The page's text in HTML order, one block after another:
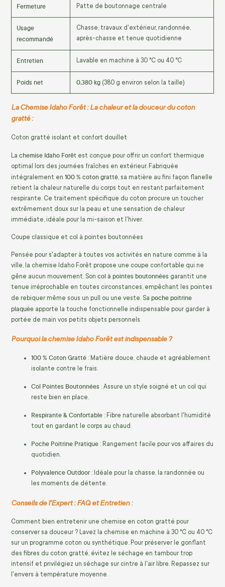
Fermeture Patte de boutonnage centrale
Usage
recommandé
Chasse, travaux d'extérieur, randonnée,
après-chasse et tenue quotidienne
Entretien Lavable en machine à 30 °C ou 40 °C
Poids net 0,380 kg (380 g environ selon la taille)
La Chemise Idaho Forêt : La chaleur et la douceur du coton
gratté :
Coton gratté isolant et confort douillet
La chemise Idaho Forêt est conçue pour offrir un confort thermique
optimal lors des journées fraîches en extérieur. Fabriquée
intégralement en 100 % coton gratté , sa matière au fini façon flanelle
retient la chaleur naturelle du corps tout en restant parfaitement
respirante. Ce traitement spécifique du coton procure un toucher
extrêmement doux sur la peau et une sensation de chaleur
immédiate, idéale pour la mi-saison et l'hiver.
Coupe classique et col à pointes boutonnées
Pensée pour s'adapter à toutes vos activités en nature comme à la
ville, la chemise Idaho Forêt propose une coupe confortable qui ne
gêne aucun mouvement. Son col à pointes boutonnées garantit une
tenue irréprochable en toutes circonstances, empêchant les pointes
de rebiquer même sous un pull ou une veste. Sa poche poitrine
plaquée apporte la touche fonctionnelle indispensable pour garder à
portée de main vos petits objets personnels.
Pourquoi la chemise Idaho Forêt est indispensable ?
100 % Coton Gratté : Matière douce, chaude et agréablement
isolante contre le frais.
Col Pointes Boutonnées : Assure un style soigné et un col qui
reste bien en place.
Respirante & Confortable : Fibre naturelle absorbant l'humidité
tout en gardant le corps au chaud.
Poche Poitrine Pratique : Rangement facile pour vos affaires du
quotidien.
Polyvalence Outdoor : Idéale pour la chasse, la randonnée ou
les moments de détente.
Conseils de l'Expert : FAQ et Entretien :
Comment bien entretenir une chemise en coton gratté pour
conserver sa douceur ? Lavez la chemise en machine à 30 °C ou 40 °C
sur un programme coton ou synthétique. Pour préserver le gonflant
des fibres du coton gratté, évitez le séchage en tambour trop
intensif et privilégiez un séchage sur cintre à l'air libre. Repassez sur
l'envers à température moyenne.